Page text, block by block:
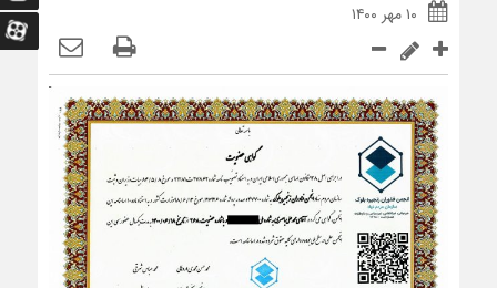
۱۰ مهر ۱۴۰۰